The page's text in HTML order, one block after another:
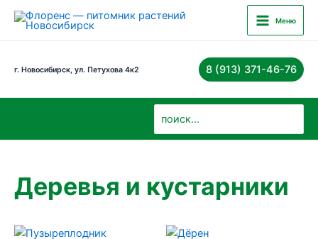
Перейти
Main
Menu
Меню
г. Новосибирск, ул. Петухова 4к2 8 (913) 371-46-76
Деревья и кустарники